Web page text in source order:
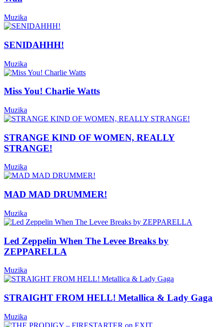
Muzika
SENIDAHHH!
Muzika
Miss You! Charlie Watts
Muzika
STRANGE KIND OF WOMEN, REALLY
STRANGE!
Muzika
MAD MAD DRUMMER!
Muzika
Led Zeppelin When The Levee Breaks by
ZEPPARELLA
Muzika
STRAIGHT FROM HELL! Metallica & Lady Gaga
Muzika